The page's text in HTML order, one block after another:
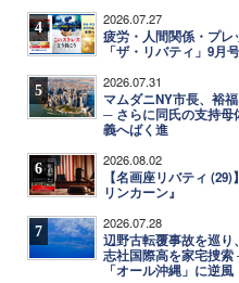
4 2026.07.27
疲労・人間関係・プ
「ザ・リバティ」9月
5 2026.07.31
マムダニNY市長、裕
─ さらに同氏の支持母
義へばく進
6 2026.08.02
【名画座リバティ
リンカーン』
7 2026.07.28
辺野古転覆事故を巡
志社国際高を家宅捜
「オール沖縄」に逆風